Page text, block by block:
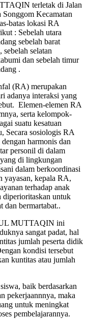
terletak di Jalan
Kecamatan
batas lokasi RA
: Sebelah utara
sebelah barat
selatan
dan sebelah timur
.
(RA) merupakan
adanya interaksi yang
Elemen-elemen RA
serta kelompok-
suatu kesatuan
Secara sosiologis RA
harmonis dan
personil di dalam
di lingkungan
dalam berkoordinasi
yayasan, kepala RA,
terhadap anak
untuk
dan bermartabat..
MUTTAQIN ini
sangat padat, hal
jumlah peserta didik
kondisi tersebut
kuntitas atau jumlah
baik berdasarkan
pekerjaannnya, maka
untuk meningkat
pembelajarannya.